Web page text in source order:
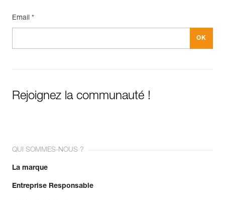
Email *
Rejoignez la communauté !
QUI SOMMES-NOUS ?
La marque
Entreprise Responsable